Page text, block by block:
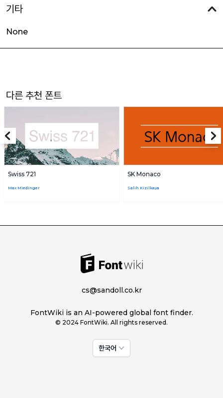
기타
None
다른 추천 폰트
Swiss 721
Max Miedinger
SK Monaco
Salih Kizilkaya
cs@sandoll.co.kr
FontWiki is an AI-powered global font finder.
© 2024 FontWiki. All rights reserved.
한국어